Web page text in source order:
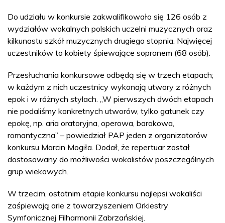
Do udziału w konkursie zakwalifikowało się 126 osób z
wydziałów wokalnych polskich uczelni muzycznych oraz
kilkunastu szkół muzycznych drugiego stopnia. Najwięcej
uczestników to kobiety śpiewające sopranem (68 osób).
Przesłuchania konkursowe odbędą się w trzech etapach;
w każdym z nich uczestnicy wykonają utwory z różnych
epok i w różnych stylach. „W pierwszych dwóch etapach
nie podaliśmy konkretnych utworów, tylko gatunek czy
epokę, np. aria oratoryjna, operowa, barokowa,
romantyczna” – powiedział PAP jeden z organizatorów
konkursu Marcin Mogiła. Dodał, że repertuar został
dostosowany do możliwości wokalistów poszczególnych
grup wiekowych.
W trzecim, ostatnim etapie konkursu najlepsi wokaliści
zaśpiewają arie z towarzyszeniem Orkiestry
Symfonicznej Filharmonii Zabrzańskiej.